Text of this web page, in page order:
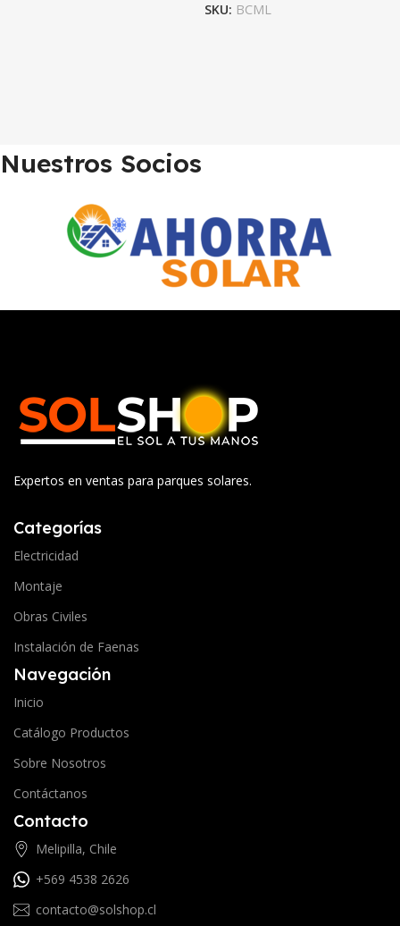
SKU: BCML
Nuestros Socios
Expertos en ventas para parques solares.
Categorías
Electricidad
Montaje
Obras Civiles
Instalación de Faenas
Navegación
Inicio
Catálogo Productos
Sobre Nosotros
Contáctanos
Contacto
Melipilla, Chile
+569 4538 2626
contacto@solshop.cl